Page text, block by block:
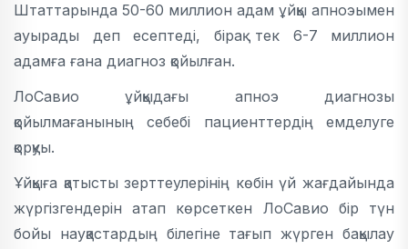
Штаттарында 50-60 миллион адам ұйқы апноэымен
ауырады деп есептеді, бірақ тек 6-7 миллион
адамға ғана диагноз қойылған.
ЛоСавио ұйқыдағы апноэ диагнозы
қойылмағанының себебі пациенттердің емделуге
қорқуы.
Ұйқыға қатысты зерттеулерінің көбін үй жағдайында
жүргізгендерін атап көрсеткен ЛоСавио бір түн
бойы науқастардың білегіне тағып жүрген бақылау